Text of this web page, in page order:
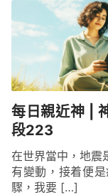
實了一件什麽
是全宇宙、全人
只管理光，神
關了，這是不是
來看依舊如故，
止過，而在此期
是如何被神擺布
了多少精彩的故
每日親近神 |
段223
在世界當中，地震
有變動，接着便
驟，我要 […]